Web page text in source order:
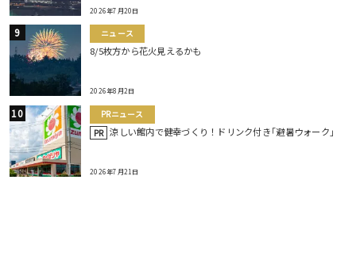
2026年7月20日
ニュース
8/5枚方から花火見えるかも
2026年8月2日
PRニュース
PR 涼しい館内で健幸づくり！ドリンク付き｢避暑ウォーク｣
2026年7月21日